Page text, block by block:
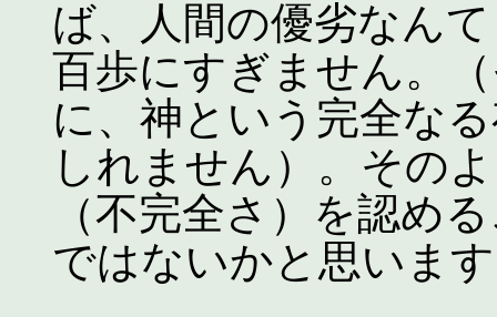
ば、人間の優劣なん
百歩にすぎません。
に、神という完全な
しれません）。その
（不完全さ）を認め
ではないかと思いま